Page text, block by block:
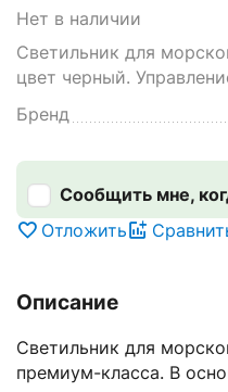
Нет в наличии
Светильник для
цвет черный.
Бренд
Сообщить мне,
Отложить
Описание
Светильник для
премиум-класса. В